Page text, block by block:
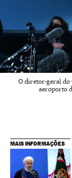
O diretor-geral do
aeroporto
MAIS INFORMAÇÕES